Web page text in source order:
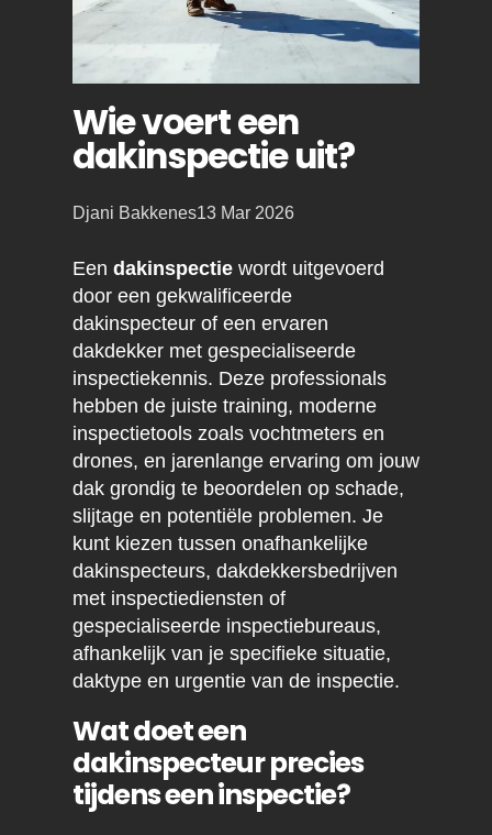
Wie voert een
dakinspectie uit?
Posted
Djani Bakkenes13 Mar 2026
Een dakinspectiewordt uitgevoerd
door een gekwalificeerde
dakinspecteur of een ervaren
dakdekker met gespecialiseerde
inspectiekennis. Deze professionals
hebben de juiste training, moderne
inspectietools zoals vochtmeters en
drones, en jarenlange ervaring om jouw
dak grondig te beoordelen op schade,
slijtage en potentiële problemen. Je
kunt kiezen tussen onafhankelijke
dakinspecteurs, dakdekkersbedrijven
met inspectiediensten of
gespecialiseerde inspectiebureaus,
afhankelijk van je specifieke situatie,
daktype en urgentie van de inspectie.
Wat doet een
dakinspecteur precies
tijdens een inspectie?